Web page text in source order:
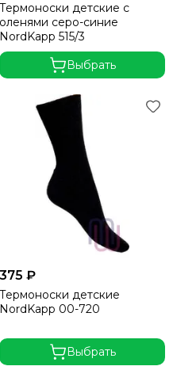
Термоноски детские с
оленями серо-синие
NordKapp 515/3
Выбрать
375 ₽
Термоноски детские
NordKapp 00-720
Выбрать